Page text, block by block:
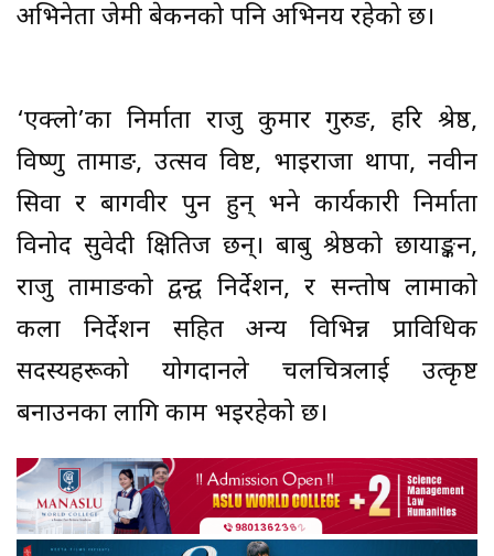
अभिनेता जेमी बेकनको पनि अभिनय रहेको छ।
‘एक्लो’का निर्माता राजु कुमार गुरुङ, हरि श्रेष्ठ,
विष्णु तामाङ, उत्सव विष्ट, भाइराजा थापा, नवीन
सिवा र बागवीर पुन हुन् भने कार्यकारी निर्माता
विनोद सुवेदी क्षितिज छन्। बाबु श्रेष्ठको छायाङ्कन,
राजु तामाङको द्वन्द्व निर्देशन, र सन्तोष लामाको
कला निर्देशन सहित अन्य विभिन्न प्राविधिक
सदस्यहरूको योगदानले चलचित्रलाई उत्कृष्ट
बनाउनका लागि काम भइरहेको छ।